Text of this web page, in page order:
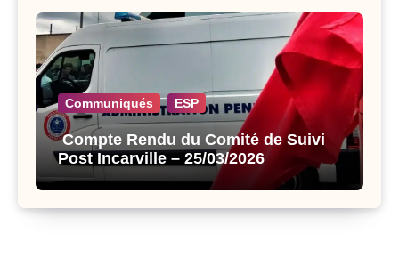
Communiqués ESP
Compte Rendu du Comité de Suivi
Post Incarville – 25/03/2026